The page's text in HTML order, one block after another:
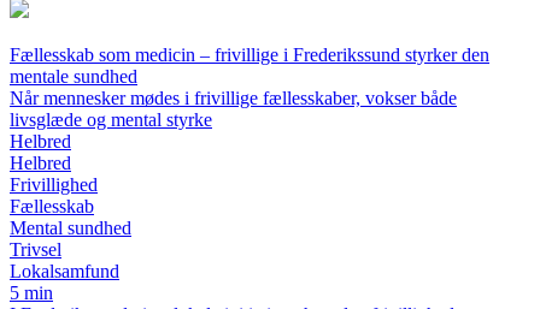
Fællesskab som medicin – frivillige i Frederikssund styrker den
mentale sundhed
Når mennesker mødes i frivillige fællesskaber, vokser både
livsglæde og mental styrke
Helbred
Helbred
Frivillighed
Fællesskab
Mental sundhed
Trivsel
Lokalsamfund
5 min